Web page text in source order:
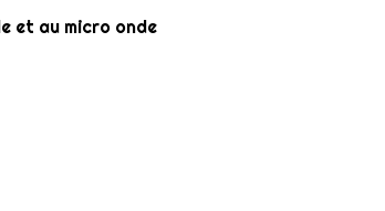
et au micro onde